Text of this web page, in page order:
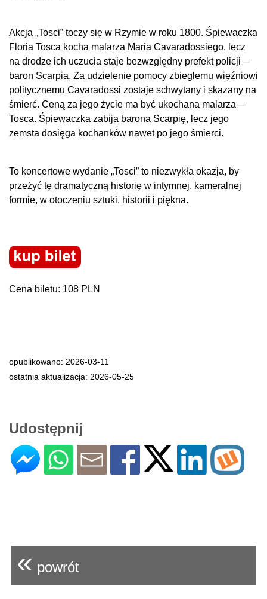
Akcja „Tosci” toczy się w Rzymie w roku 1800. Śpiewaczka
Floria Tosca kocha malarza Maria Cavaradossiego, lecz
na drodze ich uczucia staje bezwzględny prefekt policji –
baron Scarpia. Za udzielenie pomocy zbiegłemu więźniowi
politycznemu Cavaradossi zostaje schwytany i skazany na
śmierć. Ceną za jego życie ma być ukochana malarza –
Tosca. Śpiewaczka zabija barona Scarpię, lecz jego
zemsta dosięga kochanków nawet po jego śmierci.
To koncertowe wydanie „Tosci” to niezwykła okazja, by
przeżyć tę dramatyczną historię w intymnej, kameralnej
formie, w otoczeniu sztuki, historii i piękna.
Cena biletu: 108 PLN
opublikowano: 2026-03-11
ostatnia aktualizacja: 2026-05-25
Udostępnij
« powrót